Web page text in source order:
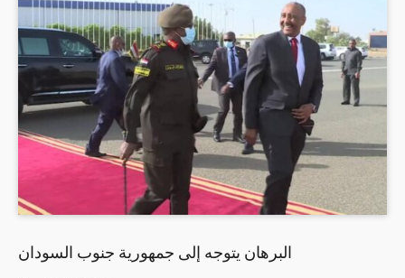
البرهان يتوجه إلى جمهورية جنوب السودان